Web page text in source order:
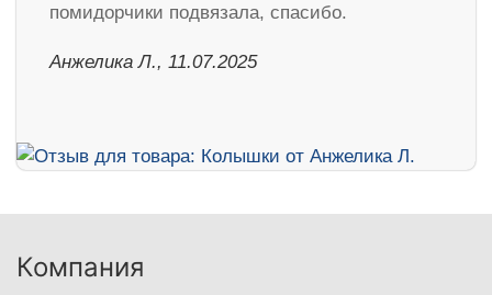
помидорчики подвязала, спасибо.
Анжелика Л., 11.07.2025
Компания